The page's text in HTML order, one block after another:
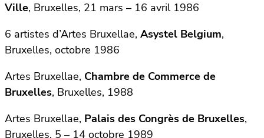
Ville, Bruxelles, 21 mars – 16 avril 1986
6 artistes d’Artes Bruxellae, Asystel Belgium,
Bruxelles, octobre 1986
Artes Bruxellae, Chambre de Commerce de
Bruxelles, Bruxelles, 1988
Artes Bruxellae, Palais des Congrès de Bruxelles,
Bruxelles, 5 – 14 octobre 1989